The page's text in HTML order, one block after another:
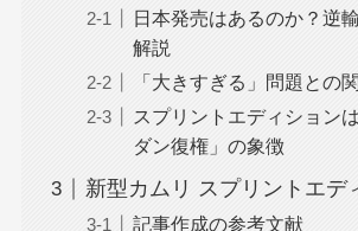
日本発売はあるのか？逆
解説
「大きすぎる」問題との
スプリントエディション
ダン復権」の象徴
新型カムリ スプリントエデ
記事作成の参考文献